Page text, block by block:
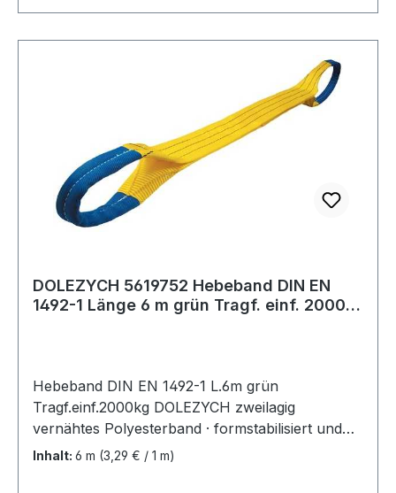
DOLEZYCH 5619752 Hebeband DIN EN
1492-1 Länge 6 m grün Tragf. einf. 2000
Hebeband DIN EN 1492-1 L.6m grün
Tragf.einf.2000kg DOLEZYCH zweilagig
vernähtes Polyesterband · formstabilisiert und
imprägniert · Sicherheitsfaktor 7:1 ·
Inhalt: 6 m (3,29 € / 1 m)